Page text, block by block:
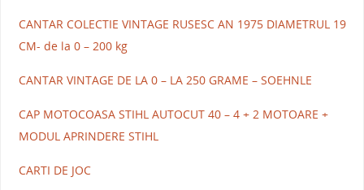
CANTAR COLECTIE VINTAGE RUSESC AN 1975 DIAMETRUL 19
CM- de la 0 – 200 kg
CANTAR VINTAGE DE LA 0 – LA 250 GRAME – SOEHNLE
CAP MOTOCOASA STIHL AUTOCUT 40 – 4 + 2 MOTOARE +
MODUL APRINDERE STIHL
CARTI DE JOC